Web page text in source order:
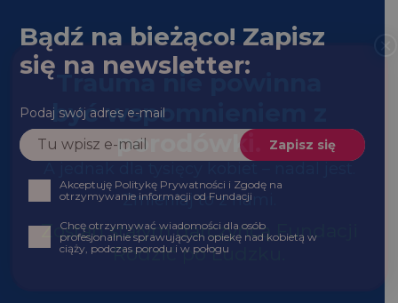
Bądź na bieżąco! Zapisz
się na newsletter:
Podaj swój adres e-mail
Akceptuję Politykę Prywatności i Zgodę na
otrzymywanie informacji od Fundacji
Chcę otrzymywać wiadomości dla osób profesjonalnie
sprawujących opiekę nad kobietą w ciąży, podczas
porodu i w połogu